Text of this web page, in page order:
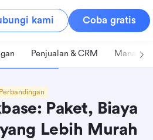
kami Coba gratis
Penjualan & CRM
Perbandingan
Paket, Biaya
Lebih Murah